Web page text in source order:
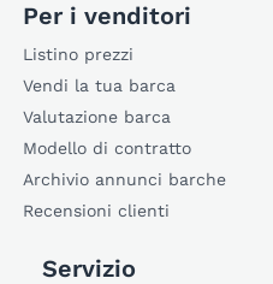
Per i venditori
Listino prezzi
Vendi la tua barca
Valutazione barca
Modello di contratto
Archivio annunci barche
Recensioni clienti
Servizio